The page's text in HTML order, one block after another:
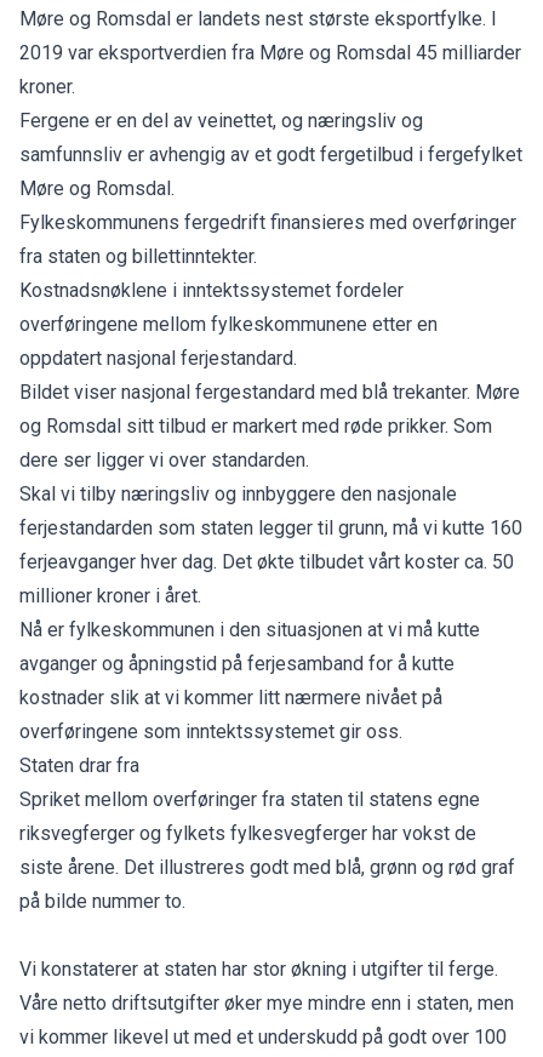
Møre og Romsdal er landets nest største eksportfylke. I
2019 var eksportverdien fra Møre og Romsdal 45 milliarder
kroner.
Fergene er en del av veinettet, og næringsliv og
samfunnsliv er avhengig av et godt fergetilbud i fergefylket
Møre og Romsdal.
Fylkeskommunens fergedrift finansieres med overføringer
fra staten og billettinntekter.
Kostnadsnøklene i inntektssystemet fordeler
overføringene mellom fylkeskommunene etter en
oppdatert nasjonal ferjestandard.
Bildet viser nasjonal fergestandard med blå trekanter. Møre
og Romsdal sitt tilbud er markert med røde prikker. Som
dere ser ligger vi over standarden.
Skal vi tilby næringsliv og innbyggere den nasjonale
ferjestandarden som staten legger til grunn, må vi kutte 160
ferjeavganger hver dag. Det økte tilbudet vårt koster ca. 50
millioner kroner i året.
Nå er fylkeskommunen i den situasjonen at vi må kutte
avganger og åpningstid på ferjesamband for å kutte
kostnader slik at vi kommer litt nærmere nivået på
overføringene som inntektssystemet gir oss.
Staten drar fra
Spriket mellom overføringer fra staten til statens egne
riksvegferger og fylkets fylkesvegferger har vokst de
siste årene. Det illustreres godt med blå, grønn og rød graf
på bilde nummer to.
Vi konstaterer at staten har stor økning i utgifter til ferge.
Våre netto driftsutgifter øker mye mindre enn i staten, men
vi kommer likevel ut med et underskudd på godt over 100